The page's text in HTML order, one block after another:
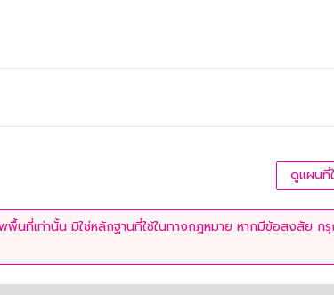
ดูแผนที่
ที่เท่านั้น มิใช่หลักฐานที่ใช้ในทางกฎหมาย หากมีข้อสงสัย